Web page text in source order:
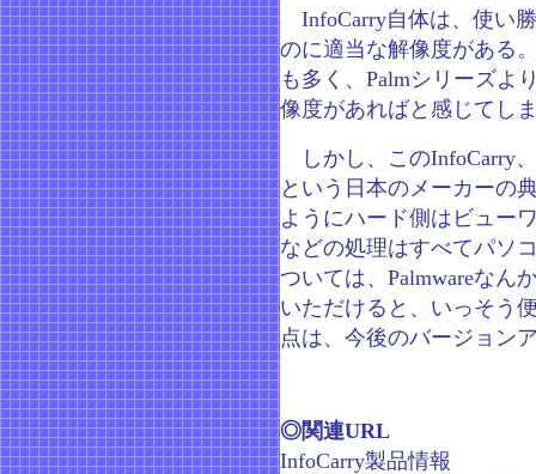
InfoCarry自体は、使い
のに適当な解像度がある
も多く、Palmシリーズよ
像度があればと感じてし
しかし、このInfoCarry
という日本のメーカーの
ようにハード側はビュー
などの処理はすべてパソ
ついては、Palmwareなん
いただけると、いっそう
点は、今後のバージョン
◎関連URL
InfoCarry製品情報